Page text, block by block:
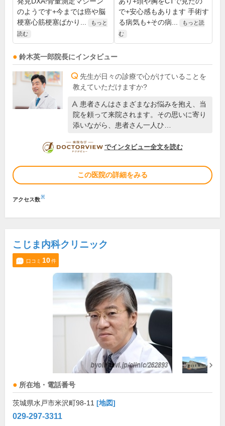
のようです+今までは癌や脳
梗塞心筋梗塞ばかり...
もっと
読む
で+安心感もあります 手術す
る病気も+その病...
もっと読
む
鈴木英一郎院長にインタビュー
先生が日々の診療で心がけていることを
教えていただけますか?
患者さんはさまざまなお悩みを抱え、当
院を頼って来院されます。その思いに寄り
添いながら、患者さん一人ひ…
DOCTORVIEW
でインタビュー全文を読む
この医院の詳細をみる
アクセス数※
こじま内科クリニック
口コミ 10件
所在地・電話番号
茨城県水戸市米沢町98-11 [地図]
029-297-3311